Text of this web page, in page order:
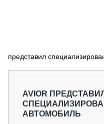
СПЕЦПРОЕКТЫ
О ПРОЕКТЕ
представил
AVIOR ПРЕДСТАВИЛ
АВТОМОБИЛЬ